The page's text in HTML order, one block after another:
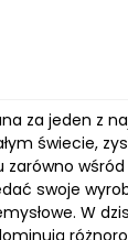
za jeden z
świecie,
zarówno
swoje
W